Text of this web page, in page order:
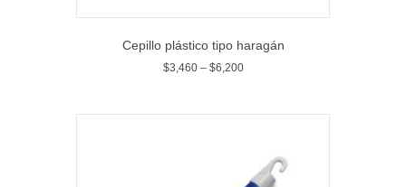
Cepillo plástico tipo haragán
$3,460– $6,200